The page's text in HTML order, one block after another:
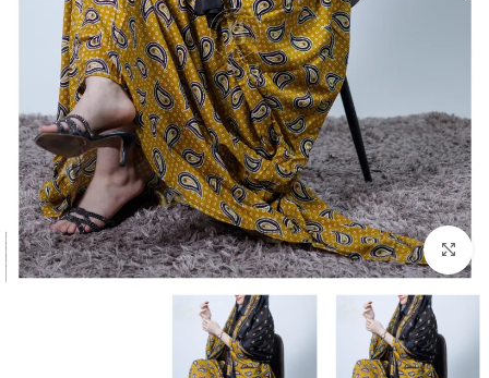
انقر للتكبير